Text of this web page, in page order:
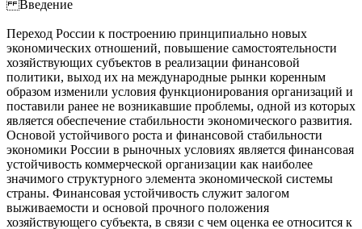
Введение
Переход России к построению принципиально новых
экономических отношений, повышение самостоятельности
хозяйствующих субъектов в реализации финансовой
политики, выход их на международные рынки коренным
образом изменили условия функционирования организаций и
поставили ранее не возникавшие проблемы, одной из которых
является обеспечение стабильности экономического развития.
Основой устойчивого роста и финансовой стабильности
экономики России в рыночных условиях является финансовая
устойчивость коммерческой организации как наиболее
значимого структурного элемента экономической системы
страны. Финансовая устойчивость служит залогом
выживаемости и основой прочного положения
хозяйствующего субъекта, в связи с чем оценка ее относится к